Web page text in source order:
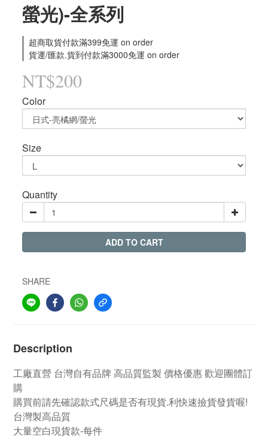
螢光)-全系列
超商取貨付款滿399免運 on order
貨運/匯款.貨到付款滿3000免運 on order
NT$200
Color
Size
Quantity
ADD TO CART
SHARE
Description
工廠直營 台灣自有品牌 高品質監製 價格優惠 歡迎團體訂
購
購買前請先確認款式尺碼是否有現貨.利快速撿貨發貨喔!
台灣製高品質
大量空白現貨款-每件